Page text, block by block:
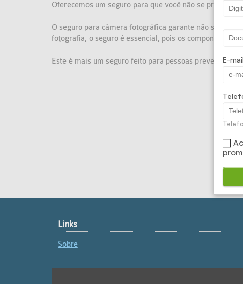
Oferecemos um seguro para que você não se preocupe
O seguro para câmera fotográfica garante não só a
fotografia, o seguro é essencial, pois os componentes,
Este é mais um seguro feito para pessoas prevenidas,
Links
Sobre
E-mail